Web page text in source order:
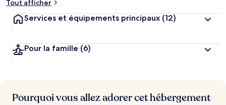
Tout afficher
Services et équipements principaux (12)
Pour la famille (6)
Pourquoi vous allez adorer cet hébergement